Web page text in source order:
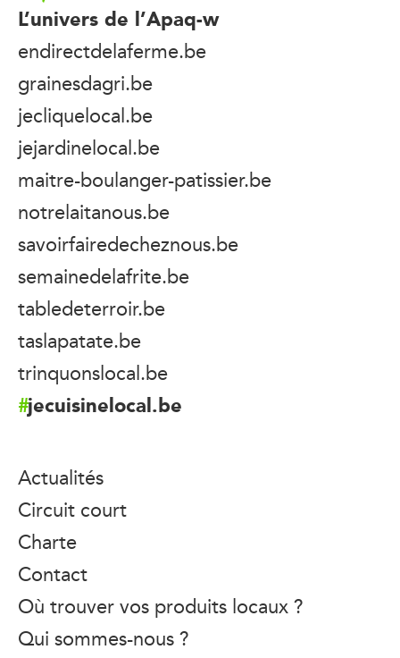
L’univers de l’Apaq-w
endirectdelaferme.be
grainesdagri.be
jecliquelocal.be
jejardinelocal.be
maitre-boulanger-patissier.be
notrelaitanous.be
savoirfairedecheznous.be
semainedelafrite.be
tabledeterroir.be
taslapatate.be
trinquonslocal.be
jecuisinelocal.be
Actualités
Circuit court
Charte
Contact
Où trouver vos produits locaux ?
Qui sommes-nous ?